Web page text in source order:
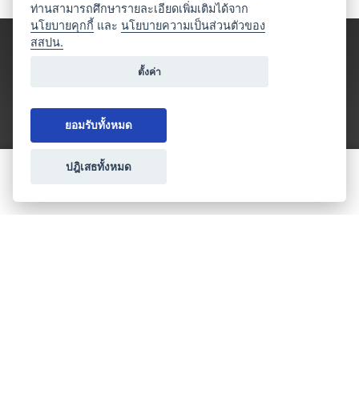
ประเภทธุรกิจไมซ์
ท่านสามารถศึกษารายละเอียดเพิ่มเติมได้จาก
นโยบายคุกกี้ และนโยบายความเป็นส่วนตัวของ
สสปน.
ตั้งค่า
ยอมรับทั้งหมด
ปฎิเสธทั้งหมด